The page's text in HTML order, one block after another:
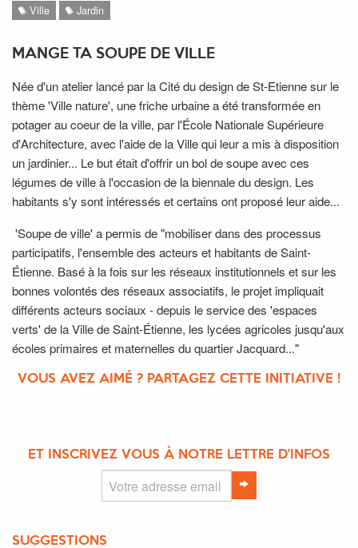
Ville Jardin
MANGE TA SOUPE DE VILLE
Née d'un atelier lancé par la Cité du design de St-Etienne sur le
thème 'Ville nature', une friche urbaine a été transformée en
potager au coeur de la ville, par l'École Nationale Supérieure
d'Architecture, avec l'aide de la Ville qui leur a mis à disposition
un jardinier... Le but était d'offrir un bol de soupe avec ces
légumes de ville à l'occasion de la biennale du design. Les
habitants s'y sont intéressés et certains ont proposé leur aide...
'Soupe de ville' a permis de "mobiliser dans des processus
participatifs, l'ensemble des acteurs et habitants de Saint-
Étienne. Basé à la fois sur les réseaux institutionnels et sur les
bonnes volontés des réseaux associatifs, le projet impliquait
différents acteurs sociaux - depuis le service des 'espaces
verts' de la Ville de Saint-Étienne, les lycées agricoles jusqu'aux
écoles primaires et maternelles du quartier Jacquard..."
VOUS AVEZ AIMÉ ? PARTAGEZ CETTE INITIATIVE !
ET INSCRIVEZ VOUS À NOTRE LETTRE D'INFOS
SUGGESTIONS